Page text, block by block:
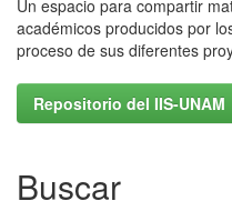
Un espacio para compartir
académicos producidos por
proceso de sus diferentes
Repositorio del IIS-UNAM
Buscar